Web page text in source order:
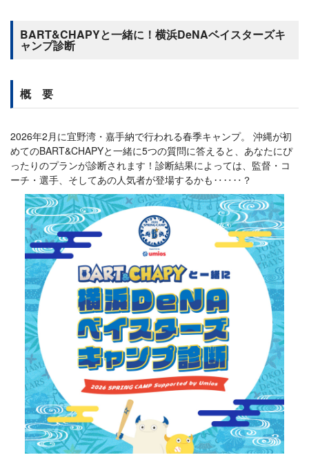
BART&CHAPYと一緒に！横浜DeNAベイスターズキ
ャンプ診断
概 要
2026年2月に宜野湾・嘉手納で行われる春季キャンプ。 沖縄が初
めてのBART&CHAPYと一緒に5つの質問に答えると、あなたにぴ
ったりのプランが診断されます！診断結果によっては、監督・コ
ーチ・選手、そしてあの人気者が登場するかも‥‥‥？